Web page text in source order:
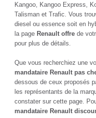
Kangoo, Kangoo Express,
Talisman et Trafic. Vous
diesel ou essence soit en
la page Renault offre de
pour plus de détails.
Que vous recherchiez une
mandataire Renault pas
dessous de ceux proposés
les représentants de la
constater sur cette page.
mandataire Renault